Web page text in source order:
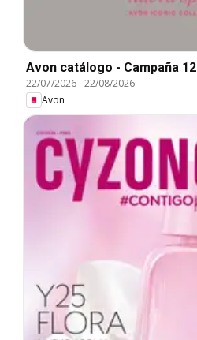
Avon catálogo - Campaña 12
22/07/2026-22/08/2026
Avon